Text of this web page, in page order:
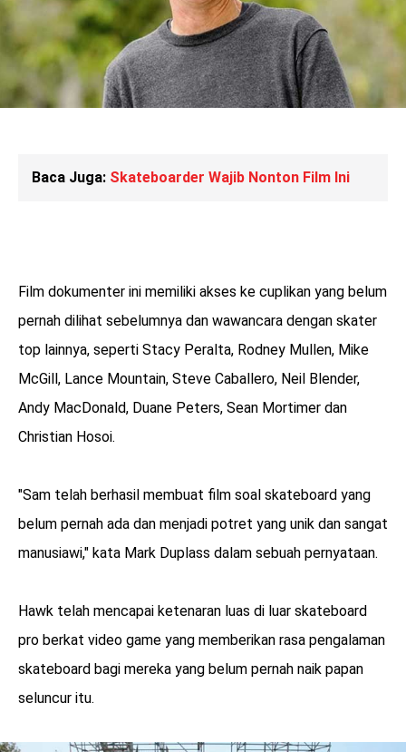
Baca Juga: Skateboarder Wajib Nonton Film Ini
Film dokumenter ini memiliki akses ke cuplikan yang belum
pernah dilihat sebelumnya dan wawancara dengan skater
top lainnya, seperti Stacy Peralta, Rodney Mullen, Mike
McGill, Lance Mountain, Steve Caballero, Neil Blender,
Andy MacDonald, Duane Peters, Sean Mortimer dan
Christian Hosoi.
"Sam telah berhasil membuat film soal skateboard yang
belum pernah ada dan menjadi potret yang unik dan sangat
manusiawi," kata Mark Duplass dalam sebuah pernyataan.
Hawk telah mencapai ketenaran luas di luar skateboard
pro berkat video game yang memberikan rasa pengalaman
skateboard bagi mereka yang belum pernah naik papan
seluncur itu.